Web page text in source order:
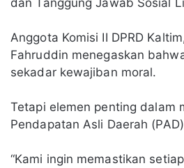
dan Tanggung Jawab Sosial
Anggota Komisi II DPRD
Fahruddin menegaskan
sekadar kewajiban moral.
Tetapi elemen penting dalam
Pendapatan Asli Daerah
“Kami ingin memastikan